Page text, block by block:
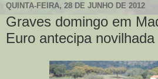
QUINTA-FEIRA, 28 DE JUNHO DE 2012
Graves domingo em
Euro antecipa novilhada